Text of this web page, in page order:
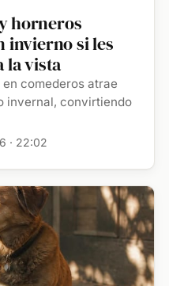
horneros
invierno si les
la vista
comederos atrae
invernal, convirtiendo
· 22:02